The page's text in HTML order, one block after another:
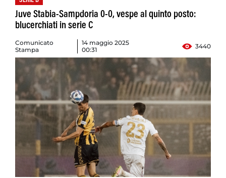
Juve Stabia-Sampdoria 0-0, vespe al quinto posto:
blucerchiati in serie C
Comunicato
Stampa
14 maggio 2025
00:31
3440